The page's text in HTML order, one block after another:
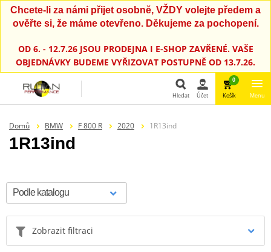
Chcete-li za námi přijet osobně, VŽDY volejte předem a
ověřte si, že máme otevřeno. Děkujeme za pochopení.
OD 6. - 12.7.26 JSOU PRODEJNA I E-SHOP ZAVŘENÉ. VAŠE
OBJEDNÁVKY BUDEME VYŘIZOVAT POSTUPNĚ OD 13.7.26.
Hledat Účet
0
Košík Menu
Domů BMW F 800 R 2020 1R13ind
1R13ind
Zobrazit filtraci